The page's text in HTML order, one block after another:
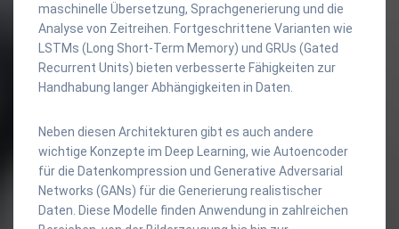
maschinelle Übersetzung, Sprachgenerierung und die
Analyse von Zeitreihen. Fortgeschrittene Varianten wie
LSTMs (Long Short-Term Memory) und GRUs (Gated
Recurrent Units) bieten verbesserte Fähigkeiten zur
Handhabung langer Abhängigkeiten in Daten.
Neben diesen Architekturen gibt es auch andere
wichtige Konzepte im Deep Learning, wie Autoencoder
für die Datenkompression und Generative Adversarial
Networks (GANs) für die Generierung realistischer
Daten. Diese Modelle finden Anwendung in zahlreichen